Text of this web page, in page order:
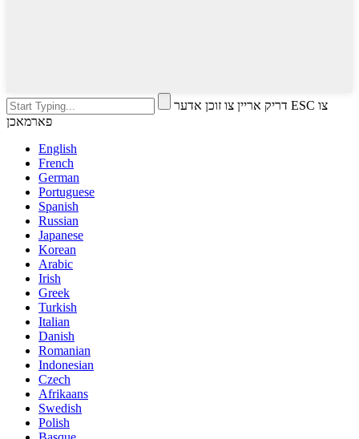
דריק אריין צו זוכן אדער ESC צו
פארמאכן
English
French
German
Portuguese
Spanish
Russian
Japanese
Korean
Arabic
Irish
Greek
Turkish
Italian
Danish
Romanian
Indonesian
Czech
Afrikaans
Swedish
Polish